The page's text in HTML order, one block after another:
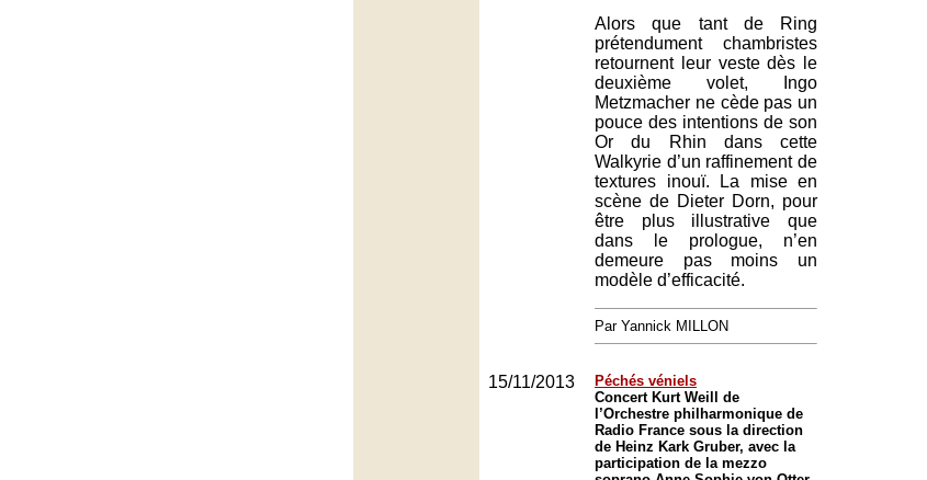
Alors que tant de Ring
prétendument chambristes
retournent leur veste dès le
deuxième volet, Ingo
Metzmacher ne cède pas un
pouce des intentions de son
Or du Rhin dans cette
Walkyrie d’un raffinement de
textures inouï. La mise en
scène de Dieter Dorn, pour
être plus illustrative que
dans le prologue, n’en
demeure pas moins un
modèle d’efficacité.
Par Yannick MILLON
15/11/2013
Péchés véniels
Concert Kurt Weill de
l’Orchestre philharmonique de
Radio France sous la direction
de Heinz Kark Gruber, avec la
participation de la mezzo